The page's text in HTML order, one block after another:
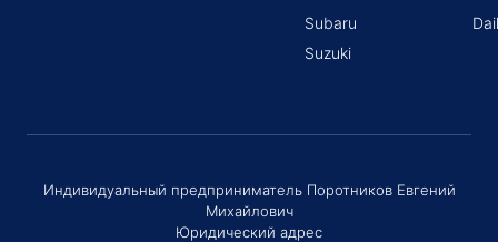
Subaru
Suzuki
Индивидуальный предприниматель Поротников Евгений
Михайлович
Юридический адрес